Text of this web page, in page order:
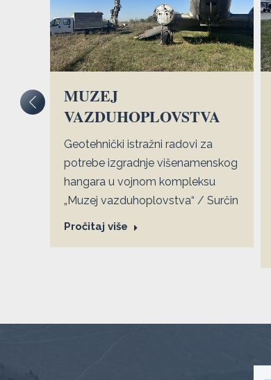
MUZEJ
VAZDUHOPLOVSTVA
Geotehnički istražni radovi za
potrebe izgradnje višenamenskog
hangara u vojnom kompleksu
„Muzej vazduhoplovstva“ / Surčin
Pročitaj više